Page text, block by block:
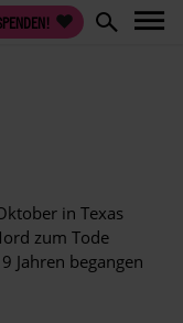
in Texas
zum Tode
Jahren begangen